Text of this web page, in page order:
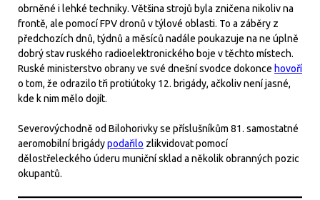
obrněné i lehké techniky. Většina strojů byla zničena nikoliv na
frontě, ale pomocí FPV dronů v týlové oblasti. To a záběry z
předchozích dnů, týdnů a měsíců nadále poukazuje na ne úplně
dobrý stav ruského radioelektronického boje v těchto místech.
Ruské ministerstvo obrany ve své dnešní svodce dokonce hovoří
o tom, že odrazilo tři protiútoky 12. brigády, ačkoliv není jasné,
kde k nim mělo dojít.
Severovýchodně od Bilohorivky se příslušníkům 81. samostatné
aeromobilní brigádypodařilo zlikvidovat pomocí
dělostřeleckého úderu muniční sklad a několik obranných pozic
okupantů.